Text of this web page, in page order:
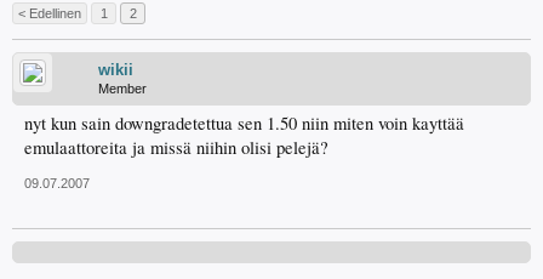
< Edellinen 1 2
wikii
Member
nyt kun sain downgradetettua sen 1.50 niin miten voin kayttää
emulaattoreita ja missä niihin olisi pelejä?
09.07.2007